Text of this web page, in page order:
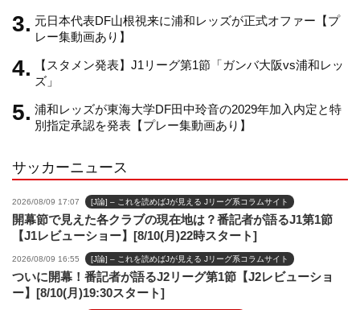
n
n
e
元日本代表DF山根視来に浦和レッズが正式オファー【プ
レー集動画あり】
【スタメン発表】J1リーグ第1節「ガンバ大阪vs浦和レッ
ズ」
浦和レッズが東海大学DF田中玲音の2029年加入内定と特
別指定承認を発表【プレー集動画あり】
サッカーニュース
2026/08/09 17:07 [J論] – これを読めばJが見える Jリーグ系コラムサイト
開幕節で見えた各クラブの現在地は？番記者が語るJ1第1節
【J1レビューショー】[8/10(月)22時スタート]
2026/08/09 16:55 [J論] – これを読めばJが見える Jリーグ系コラムサイト
ついに開幕！番記者が語るJ2リーグ第1節【J2レビューショ
ー】[8/10(月)19:30スタート]